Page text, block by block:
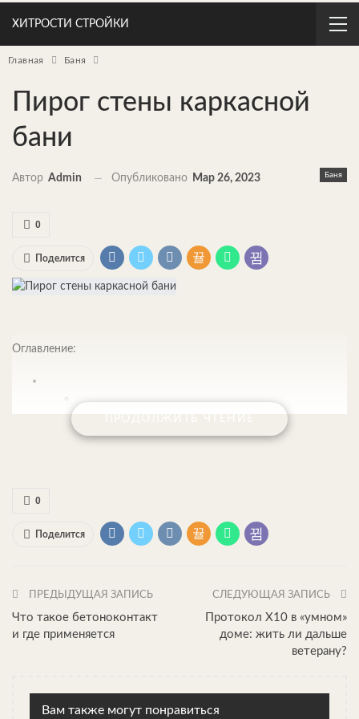
ХИТРОСТИ СТРОЙКИ
Главная Баня
Пирог стены каркасной
бани
Баня
Автор Admin Опубликовано Мар 26, 2023
0
Поделится
Оглавление:
0
Поделится
ПРЕДЫДУЩАЯ ЗАПИСЬ
Что такое бетоноконтакт
и где применяется
СЛЕДУЮЩАЯ ЗАПИСЬ
Протокол Х10 в «умном»
доме: жить ли дальше
ветерану?
Вам также могут понравиться